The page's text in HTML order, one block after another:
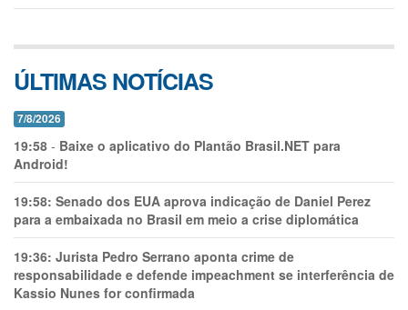
ÚLTIMAS NOTÍCIAS
7/8/2026
19:58 - Baixe o aplicativo do Plantão Brasil.NET para
Android!
19:58: Senado dos EUA aprova indicação de Daniel Perez
para a embaixada no Brasil em meio a crise diplomática
19:36: Jurista Pedro Serrano aponta crime de
responsabilidade e defende impeachment se interferência de
Kassio Nunes for confirmada